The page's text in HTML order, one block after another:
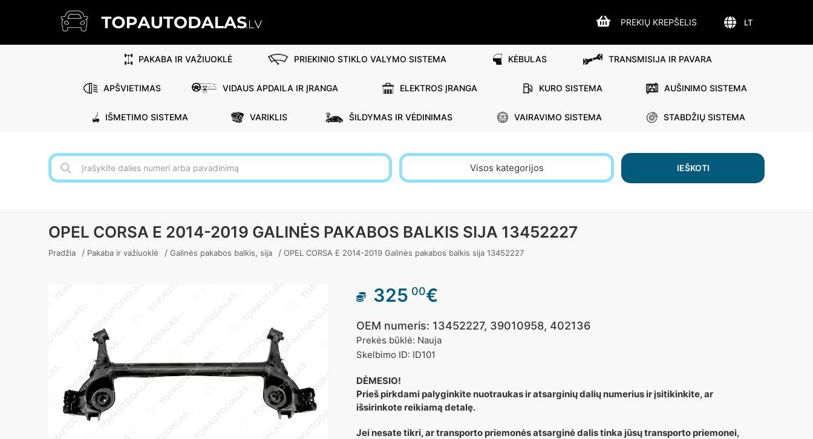
PAKABA IR VAŽIUOKLĖ PRIEKINIO STIKLO VALYMO SISTEMA KĖBULAS TRANSMISIJA IR PAVARA
APŠVIETIMAS VIDAUS APDAILA IR ĮRANGA ELEKTROS ĮRANGA KURO SISTEMA AUŠINIMO SISTEMA
IŠMETIMO SISTEMA VARIKLIS ŠILDYMAS IR VĖDINIMAS VAIRAVIMO SISTEMA STABDŽIŲ SISTEMA
Visos kategorijos IEŠKOTI
OPEL CORSA E 2014-2019 GALINĖS PAKABOS BALKIS SIJA 13452227
Pradžia / Pakaba ir važiuoklė / Galinės pakabos balkis, sija / OPEL CORSA E 2014-2019 Galinės pakabos balkis sija 13452227
325 00€
OEM numeris: 13452227, 39010958, 402136
Prekės būklė: Nauja
Skelbimo ID: ID101
DĖMESIO!
Prieš pirkdami palyginkite nuotraukas ir atsarginių dalių numerius ir įsitikinkite, ar
išsirinkote reikiamą detalę.
Jei nesate tikri, ar transporto priemonės atsarginė dalis tinka jūsų transporto priemonei,
LT
PREKIŲ KREPŠELIS